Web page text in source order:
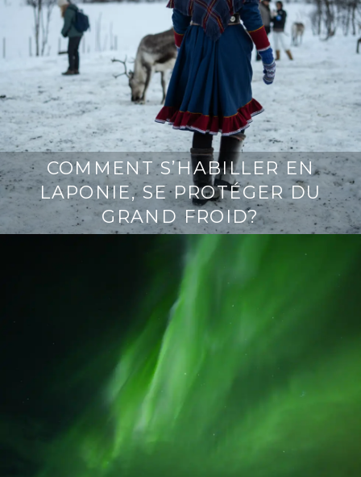
COMMENT S’HABILLER EN
LAPONIE, SE PROTÉGER DU
GRAND FROID?